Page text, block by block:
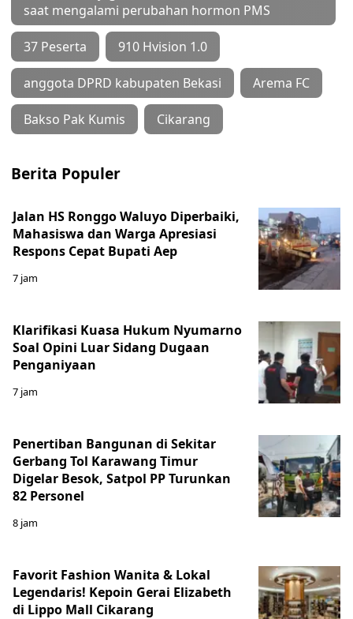
saat mengalami perubahan hormon PMS
37 Peserta 910 Hvision 1.0
anggota DPRD kabupaten Bekasi Arema FC
Bakso Pak Kumis Cikarang
Berita Populer
Jalan HS Ronggo Waluyo Diperbaiki,
Mahasiswa dan Warga Apresiasi
Respons Cepat Bupati Aep
7 jam
Klarifikasi Kuasa Hukum Nyumarno
Soal Opini Luar Sidang Dugaan
Penganiyaan
7 jam
Penertiban Bangunan di Sekitar
Gerbang Tol Karawang Timur
Digelar Besok, Satpol PP Turunkan
82 Personel
8 jam
Favorit Fashion Wanita & Lokal
Legendaris! Kepoin Gerai Elizabeth
di Lippo Mall Cikarang